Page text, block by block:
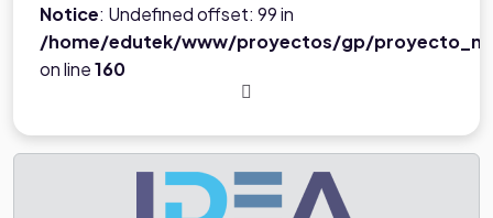
Notice: Undefined offset: 99 in
/home/edutek/www/proyectos/gp/
on line160